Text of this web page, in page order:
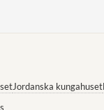
Jordanska kungahuset